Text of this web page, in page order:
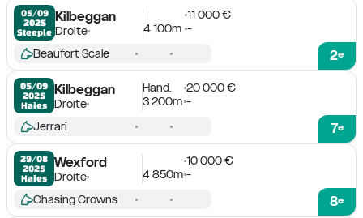
05/09
2025
Steeple
Kilbeggan
Droite
11 000 €
4 100m -
2e
Beaufort Scale
05/09
2025
Haies
Kilbeggan
Droite
Hand.
20 000 €
3 200m -
7e
Jerrari
29/08
2025
Haies
Wexford
Droite
10 000 €
4 850m -
8e
Chasing Crowns